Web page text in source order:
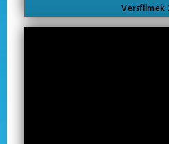
Versfilmek